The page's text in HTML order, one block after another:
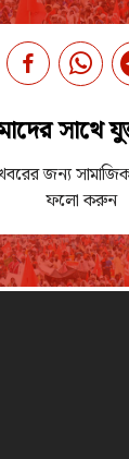
সাথে
জন্য
ফলো করুন